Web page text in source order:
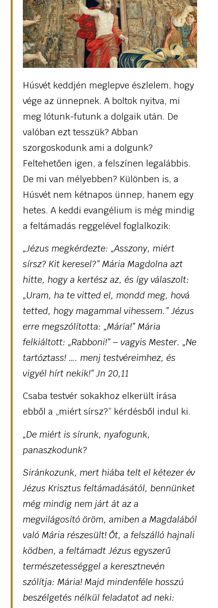
Húsvét keddjén meglepve észlelem, hogy
vége az ünnepnek. A boltok nyitva, mi
meg lótunk-futunk a dolgaik után. De
valóban ezt tesszük? Abban
szorgoskodunk ami a dolgunk?
Feltehetően igen, a felszínen legalábbis.
De mi van mélyebben? Különben is, a
Húsvét nem kétnapos ünnep, hanem egy
hetes. A keddi evangélium is még mindig
a feltámadás reggelével foglalkozik:
„Jézus megkérdezte: „Asszony, miért
sírsz? Kit keresel?” Mária Magdolna azt
hitte, hogy a kertész az, és így válaszolt:
„Uram, ha te vitted el, mondd meg, hová
tetted, hogy magammal vihessem.” Jézus
erre megszólította: „Mária!” Mária
felkiáltott: „Rabboni!” – vagyis Mester. „Ne
tartóztass! …. menj testvéreimhez, és
vigyél hírt nekik!” Jn 20,11
Csaba testvér sokakhoz elkerült írása
ebből a „miért sírsz?” kérdésből indul ki.
„De miért is sírunk, nyafogunk,
panaszkodunk?
Siránkozunk, mert hiába telt el kétezer év
Jézus Krisztus feltámadásától, bennünket
még mindig nem járt át az a
megvilágosító öröm, amiben a Magdalából
való Mária részesült! Őt, a felszálló hajnali
ködben, a feltámadt Jézus egyszerű
természetességgel a keresztnevén
szólítja: Mária! Majd mindenféle hosszú
beszélgetés nélkül feladatot ad neki: